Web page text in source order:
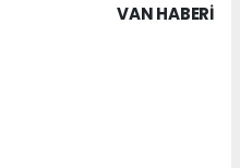
VAN HABERİ